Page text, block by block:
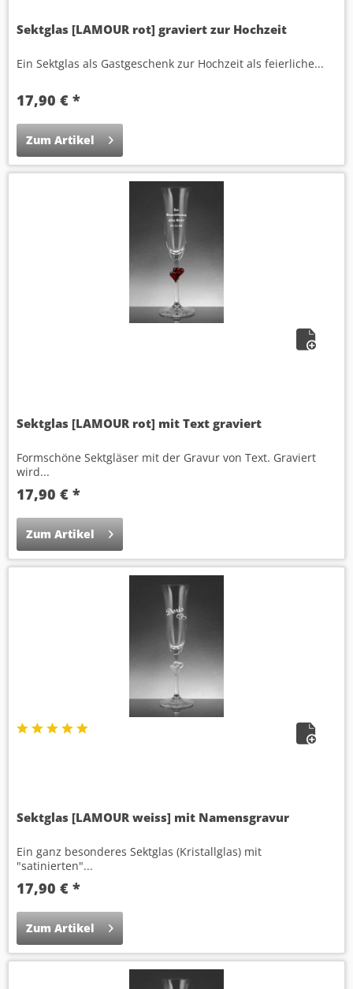
Sektglas [LAMOUR rot] graviert zur Hochzeit
Ein Sektglas als Gastgeschenk zur Hochzeit als feierliche...
17,90 € *
Zum Artikel
Sektglas [LAMOUR rot] mit Text graviert
Formschöne Sektgläser mit der Gravur von Text. Graviert
wird...
17,90 € *
Zum Artikel
Sektglas [LAMOUR weiss] mit Namensgravur
Ein ganz besonderes Sektglas (Kristallglas) mit
"satinierten"...
17,90 € *
Zum Artikel